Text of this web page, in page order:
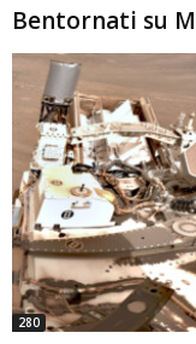
Bentornati su
280